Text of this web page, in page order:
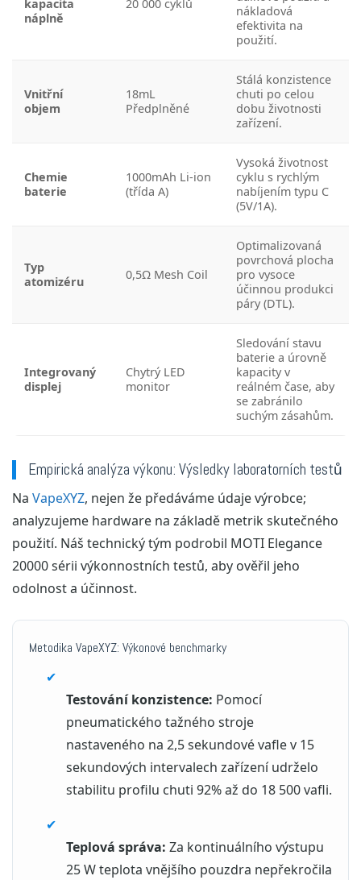
kapacita
náplně
20 000 cyklů
nákladová
efektivita na
použití.
Vnitřní
objem
18mL
Předplněné
Stálá konzistence
chuti po celou
dobu životnosti
zařízení.
Chemie
baterie
1000mAh Li-ion
(třída A)
Vysoká životnost
cyklu s rychlým
nabíjením typu C
(5V/1A).
Typ
atomizéru
0,5Ω Mesh Coil
Optimalizovaná
povrchová plocha
pro vysoce
účinnou produkci
páry (DTL).
Integrovaný
displej
Chytrý LED
monitor
Sledování stavu
baterie a úrovně
kapacity v
reálném čase, aby
se zabránilo
suchým zásahům.
Empirická analýza výkonu: Výsledky laboratorních testů
Na VapeXYZ, nejen že předáváme údaje výrobce;
analyzujeme hardware na základě metrik skutečného
použití. Náš technický tým podrobil MOTI Elegance
20000 sérii výkonnostních testů, aby ověřil jeho
odolnost a účinnost.
Metodika VapeXYZ: Výkonové benchmarky
✔
Testování konzistence: Pomocí
pneumatického tažného stroje
nastaveného na 2,5 sekundové vafle v 15
sekundových intervalech zařízení udrželo
stabilitu profilu chuti 92% až do 18 500 vafli.
✔
Teplová správa: Za kontinuálního výstupu
25 W teplota vnějšího pouzdra nepřekročila